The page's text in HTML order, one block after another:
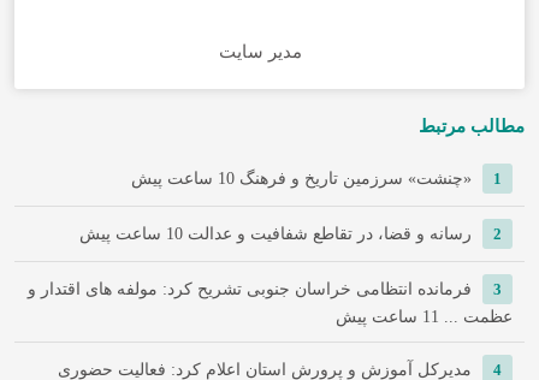
مدیر سایت
مطالب مرتبط
1 «چنشت» سرزمین تاریخ و فرهنگ 10 ساعت پیش
2 رسانه و قضا، در تقاطع شفافیت و عدالت 10 ساعت پیش
3
فرمانده انتظامی خراسان جنوبی تشریح کرد: مولفه های اقتدار و
عظمت ... 11 ساعت پیش
4
مدیرکل آموزش و پرورش استان اعلام کرد: فعالیت حضوری